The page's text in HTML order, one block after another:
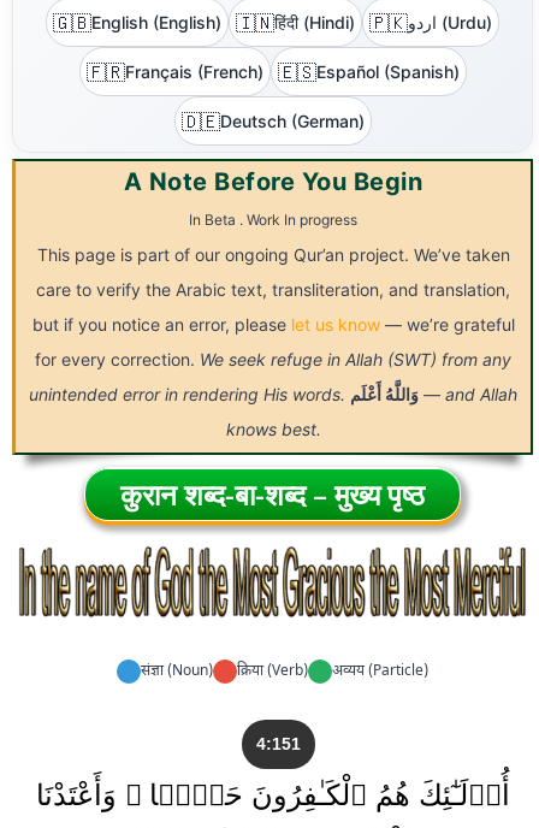
🇬🇧English (English) 🇮🇳हिंदी (Hindi) 🇵🇰 اردو (Urdu)
🇫🇷Français (French) 🇪🇸Español (Spanish)
🇩🇪Deutsch (German)
A Note Before You Begin
In Beta . Work In progress
This page is part of our ongoing Qur’an project. We’ve taken
care to verify the Arabic text, transliteration, and translation,
but if you notice an error, please let us know— we’re grateful
for every correction. We seek refuge in Allah (SWT) from any
unintended error in rendering His words.
وَاللَّهُ أَعْلَم
— and Allah
knows best.
कुरान शब्द-बा-शब्द – मुख्य पृष्ठ
संज्ञा (Noun) क्रिया (Verb) अव्यय (Particle)
4:151
أُو۟لَـٰٓئِكَ هُمُ ٱلْكَـٰفِرُونَ حَقًّۭا ۚ وَأَعْتَدْنَا